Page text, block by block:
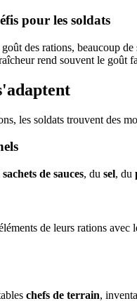
pour les soldats
des rations, beaucoup
rend souvent le goût
les soldats trouvent des
sachets de sauces, du sel, du
de leurs rations
chefs de terrain,